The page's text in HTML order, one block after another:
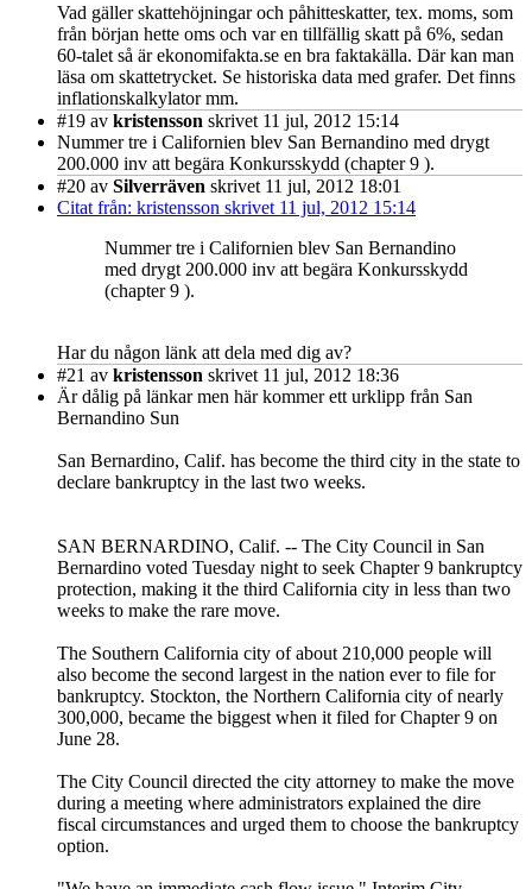
Vad gäller skattehöjningar och påhitteskatter, tex. moms, som
från början hette oms och var en tillfällig skatt på 6%, sedan
60-talet så är ekonomifakta.se en bra faktakälla. Där kan man
läsa om skattetrycket. Se historiska data med grafer. Det finns
inflationskalkylator mm.
#19 av kristensson skrivet 11 jul, 2012 15:14
Nummer tre i Californien blev San Bernandino med drygt
200.000 inv att begära Konkursskydd (chapter 9 ).
#20 av Silverräven skrivet 11 jul, 2012 18:01
Citat från: kristensson skrivet 11 jul, 2012 15:14
Nummer tre i Californien blev San Bernandino
med drygt 200.000 inv att begära Konkursskydd
(chapter 9 ).
Har du någon länk att dela med dig av?
#21 av kristensson skrivet 11 jul, 2012 18:36
Är dålig på länkar men här kommer ett urklipp från San
Bernandino Sun
San Bernardino, Calif. has become the third city in the state to
declare bankruptcy in the last two weeks.
SAN BERNARDINO, Calif. -- The City Council in San
Bernardino voted Tuesday night to seek Chapter 9 bankruptcy
protection, making it the third California city in less than two
weeks to make the rare move.
The Southern California city of about 210,000 people will
also become the second largest in the nation ever to file for
bankruptcy. Stockton, the Northern California city of nearly
300,000, became the biggest when it filed for Chapter 9 on
June 28.
The City Council directed the city attorney to make the move
during a meeting where administrators explained the dire
fiscal circumstances and urged them to choose the bankruptcy
option.